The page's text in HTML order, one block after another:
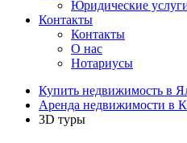
Юридические
Контакты
Контакты
О нас
Нотариусы
Купить недвижимость в
Аренда недвижимости в
3D туры